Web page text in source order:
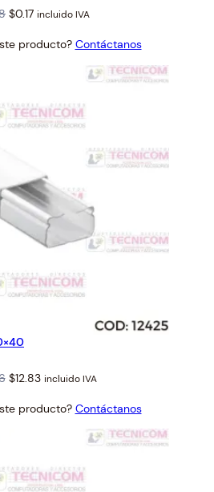
Original
was:
$0.17Current
is:
incluido IVA
producto? Contáctanos
Original
was:
$12.83Current
is:
incluido IVA
producto? Contáctanos